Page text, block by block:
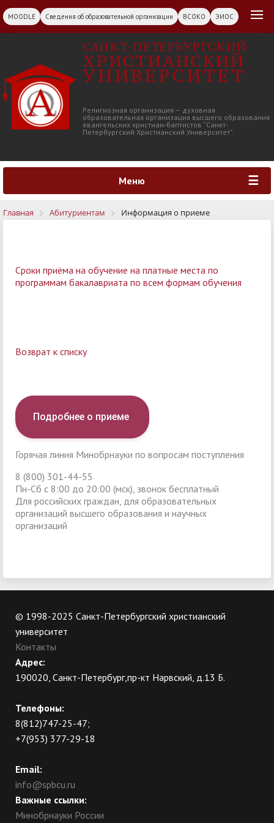
MOODLE Сведения об образовательной организации ВСОКО ЭИОС
САНКТ-ПЕТЕРБУРГСКИЙ
ХРИСТИАНСКИЙ
УНИВЕРСИТЕТ
Религиозная организация — духовная
образовательная организация высшего образования
евангельских христиан-баптистов “Санкт-
Петербургский Христианский Университет”
Меню
Главная Абитуриентам Информация о приеме
Сроки приёма на обучение на платные места по
программам бакалавриата по всем формам обучения
Возврат к списку
Подробнее о приеме
Горячая линия Минобрнауки по вопросам поступления
8 (800) 301-44-55
Пн-Сб с 8:00 до 20:00 (мск), звонок бесплатный
Для российских граждан, для образовательных
организаций высшего образования и научных
организаций
© 1998-2025 Санкт-Петербургский христианский
университет
Контакты
Адрес:
190020, Санкт-Петербург,пр-кт Нарвский, д.13 Б.
Телефоны:
8(812)747-25-47;
+7(953) 377-29-18
Email:
info@spbcu.ru
Важные ссылки:
Минобрнауки России